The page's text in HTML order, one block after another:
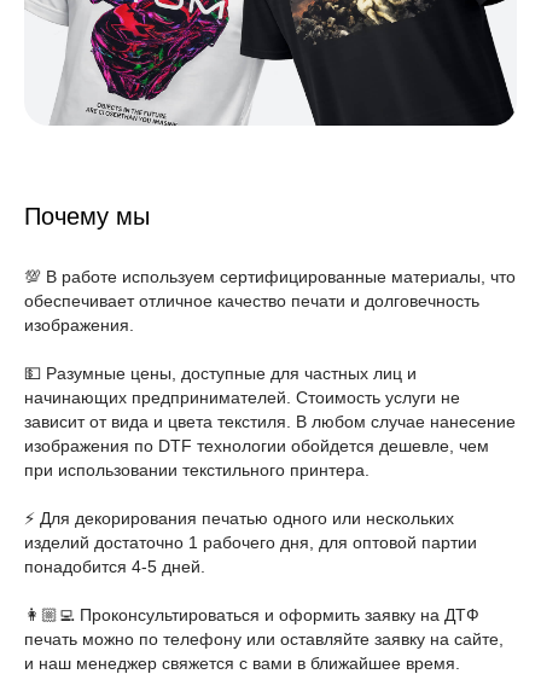
Почему мы
💯 В работе используем сертифицированные материалы, что
обеспечивает отличное качество печати и долговечность
изображения.
💵 Разумные цены, доступные для частных лиц и
начинающих предпринимателей. Стоимость услуги не
зависит от вида и цвета текстиля. В любом случае нанесение
изображения по DTF технологии обойдется дешевле, чем
при использовании текстильного принтера.
⚡️ Для декорирования печатью одного или нескольких
изделий достаточно 1 рабочего дня, для оптовой партии
понадобится 4-5 дней.
👩🏼‍💻 Проконсультироваться и оформить заявку на ДТФ
печать можно по телефону или оставляйте заявку на сайте,
и наш менеджер свяжется с вами в ближайшее время.
Согласие на обработку персональных данных
© 2026 HEADCRAFT
*Данный интернет-сайт носит исключительно
информационный характер и ни при каких условиях
не является публичной офертой, определяемой